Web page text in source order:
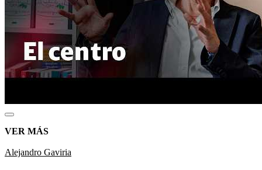
VER MÁS
Alejandro Gaviria